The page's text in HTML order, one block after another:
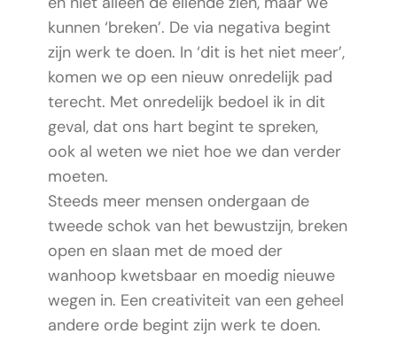
kunnen ‘breken’. De via negativa begint
zijn werk te doen. In ‘dit is het niet meer’,
komen we op een nieuw onredelijk pad
terecht. Met onredelijk bedoel ik in dit
geval, dat ons hart begint te spreken,
ook al weten we niet hoe we dan verder
moeten.
Steeds meer mensen ondergaan de
tweede schok van het bewustzijn, breken
open en slaan met de moed der
wanhoop kwetsbaar en moedig nieuwe
wegen in. Een creativiteit van een geheel
andere orde begint zijn werk te doen.